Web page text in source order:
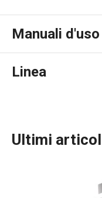
Manuali
Linea
Ultimi